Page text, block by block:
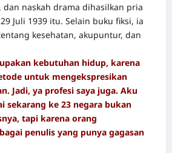
naskah drama dihasilkan pria
Juli 1939 itu. Selain buku fiksi, ia
kesehatan, akupuntur, dan
kebutuhan hidup, karena
untuk mengekspresikan
Jadi, ya profesi saya juga. Aku
sekarang ke 23 negara bukan
tapi karena orang
penulis yang punya gagasan